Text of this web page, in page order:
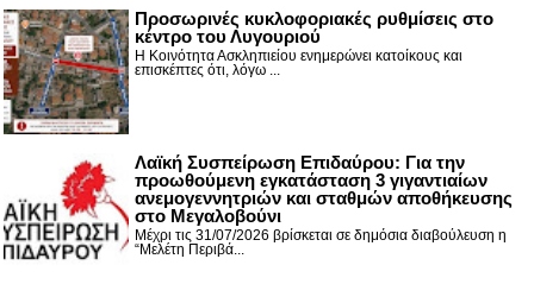
Προσωρινές κυκλοφοριακές ρυθμίσεις στο
κέντρο του Λυγουριού
Η Κοινότητα Ασκληπιείου ενημερώνει κατοίκους και
επισκέπτες ότι, λόγω ...
Λαϊκή Συσπείρωση Επιδαύρου: Για την
προωθούμενη εγκατάσταση 3 γιγαντιαίων
ανεμογεννητριών και σταθμών αποθήκευσης
στο Μεγαλοβούνι
Μέχρι τις 31/07/2026 βρίσκεται σε δημόσια διαβούλευση η
“Μελέτη Περιβά...